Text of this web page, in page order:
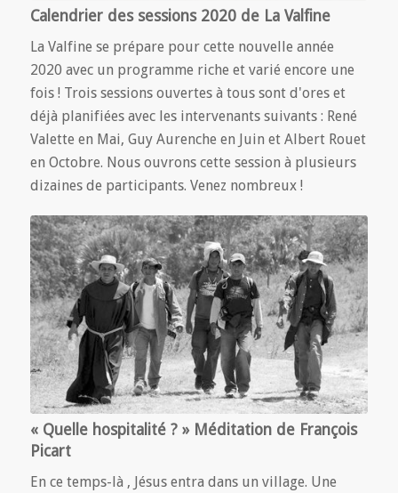
Calendrier des sessions 2020 de La Valfine
La Valfine se prépare pour cette nouvelle année
2020 avec un programme riche et varié encore une
fois ! Trois sessions ouvertes à tous sont d'ores et
déjà planifiées avec les intervenants suivants : René
Valette en Mai, Guy Aurenche en Juin et Albert Rouet
en Octobre. Nous ouvrons cette session à plusieurs
dizaines de participants. Venez nombreux !
« Quelle hospitalité ? » Méditation de François
Picart
En ce temps-là , Jésus entra dans un village. Une